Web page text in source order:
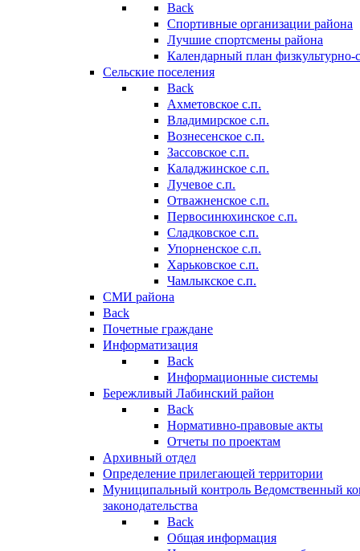
Back
Спортивные организации района
Лучшие спортсмены района
Календарный план
Сельские поселения
Back
Ахметовское с.п.
Владимирское с.п.
Вознесенское с.п.
Зассовское с.п.
Каладжинское с.п.
Лучевое с.п.
Отважненское с.п.
Первосинюхинское с.п.
Сладковское с.п.
Упорненское с.п.
Харьковское с.п.
Чамлыкское с.п.
СМИ района
Back
Почетные граждане
Информатизация
Back
Информационные системы
Бережливый Лабинский район
Back
Нормативно-правовые акты
Отчеты по проектам
Архивный отдел
Определение прилегающей территории
Муниципальный контроль Ведомственный
законодательства
Back
Общая информация